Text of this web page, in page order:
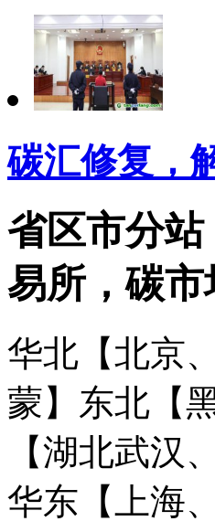
碳汇修复，
省区市分
易所，碳
华北【北京
蒙】 东北【
【湖北武汉
华东【上海